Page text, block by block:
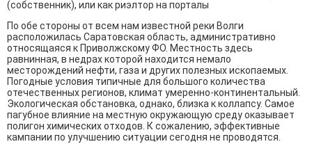
(собственник), или как риэлтор на порталы
По обе стороны от всем нам известной реки Волги
расположилась Саратовская область, административно
относящаяся к Приволжскому ФО. Местность здесь
равнинная, в недрах которой находится немало
месторождений нефти, газа и других полезных ископаемых.
Погодные условия типичные для большого количества
отечественных регионов, климат умеренно-континентальный.
Экологическая обстановка, однако, близка к коллапсу. Самое
пагубное влияние на местную окружающую среду оказывает
полигон химических отходов. К сожалению, эффективные
кампании по улучшению ситуации сегодня не проводятся.